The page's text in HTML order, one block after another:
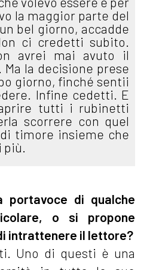
la maggior parte del
bel giorno, accadde
ci credetti subito.
avrei mai avuto il
la decisione prese
giorno, finché sentii
Infine cedetti. E
tutti i rubinetti
scorrere con quel
timore insieme che
più.
di qualche
o si propone
intrattenere il lettore?
Uno di questi è una